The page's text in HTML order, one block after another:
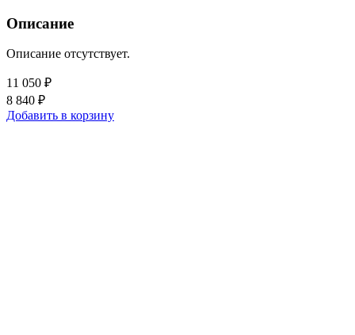
Описание
Описание отсутствует.
11 050 ₽
8 840 ₽
Добавить в корзину